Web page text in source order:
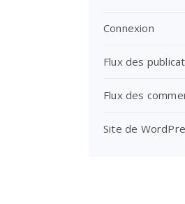
Connexion
Flux des
Flux des
Site de